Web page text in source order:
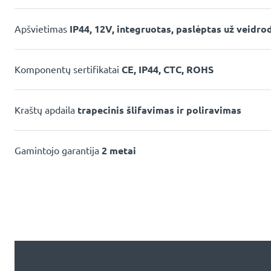
Apšvietimas IP44, 12V, integruotas, paslėptas už
Komponentų sertifikatai CE, IP44, CTC, ROHS
Kraštų apdaila trapecinis šlifavimas ir poliravimas
Gamintojo garantija 2 metai